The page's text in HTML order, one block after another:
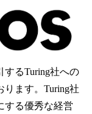
るTuring社への
ます。Turing社
する優秀な経営